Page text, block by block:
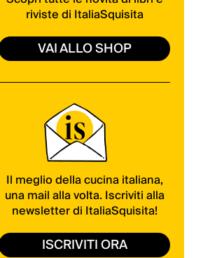
riviste di ItaliaSquisita
VAI ALLO SHOP
Il meglio della cucina italiana,
una mail alla volta. Iscriviti alla
newsletter di ItaliaSquisita!
ISCRIVITI ORA